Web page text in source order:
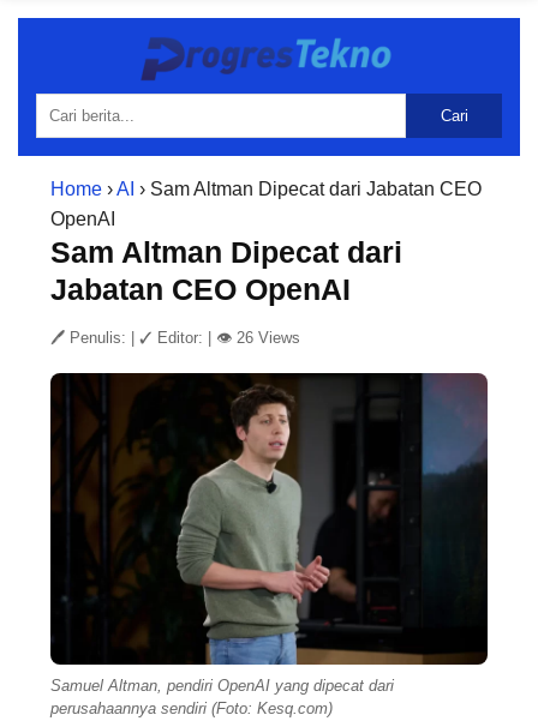
Cari
Home ›AI › Sam Altman Dipecat dari Jabatan CEO
OpenAI
Sam Altman Dipecat dari
Jabatan CEO OpenAI
🖊 Penulis: ✓ Editor: 👁 26 Views
Samuel Altman, pendiri OpenAI yang dipecat dari
perusahaannya sendiri (Foto: Kesq.com)